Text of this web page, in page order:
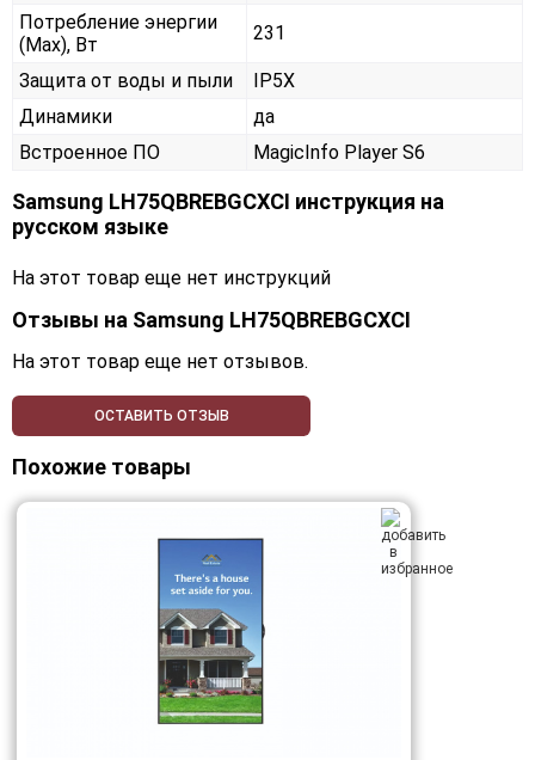
Потребление энергии
(Max), Вт
231
Защита от воды и пыли
IP5X
Динамики
да
Встроенное ПО
MagicInfo Player S6
Samsung LH75QBREBGCXCI инструкция на
русском языке
На этот товар еще нет инструкций
Отзывы на Samsung LH75QBREBGCXCI
На этот товар еще нет отзывов.
ОСТАВИТЬ ОТЗЫВ
Похожие товары